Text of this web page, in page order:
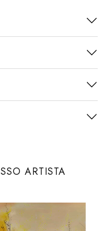
ARTISTA